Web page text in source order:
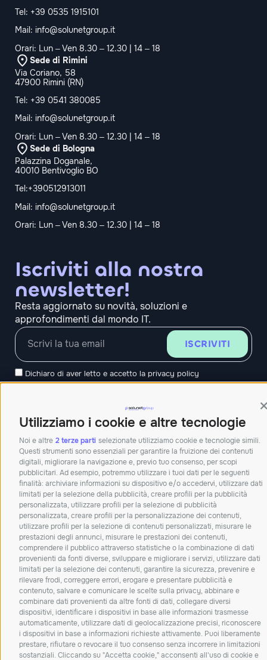
Utilizziamo i cookie e altre tecnologie
Noi e altre 2 terze parti selezionate utilizziamo cookie e tecnologie simili.
Questi strumenti sono essenziali per garantire la fruizione dei contenuti
digitali, migliorare la navigazione e, previo tuo consenso, per scopi
pubblicitari. Ad esempio, potremmo utilizzare i tuoi dati per le seguenti
finalità: archiviare informazioni su dispositivo e/o accedervi, utilizzare dati
limitati per la selezione della pubblicità, creare profili per la pubblicità
personalizzata, utilizzare profili per la selezione di pubblicità
personalizzata, creare profili per la personalizzazione dei contenuti,
utilizzare profili per la selezione di contenuti personalizzati, misurare le
prestazioni degli annunci, misurare le prestazioni dei contenuti,
comprendere il pubblico attraverso statistiche o la combinazione di dati
provenienti da fonti diverse, sviluppare e migliorare i servizi, utilizzare dati
limitati per la selezione dei contenuti, garantire la sicurezza, prevenire e
rilevare frodi, correggere errori, erogare e presentare pubblicità e
contenuto, salvare e comunicare le scelte sulla privacy, abbinare e
combinare dati provenienti da altre fonti di dati, collegare diversi
dispositivi, identificare i dispositivi in base alle informazioni trasmesse
automaticamente, utilizzare dati di geolocalizzazione precisi, riconoscere
i dispositivi in base a informazioni richieste attivamente. Puoi liberamente
prestare, rifiutare o revocare il tuo consenso senza incorrere in limitazioni
sostanziali. Cliccando su "Accetta cookie," acconsenti all'uso di cookie e
Tel: +39 0535 1915101
Mail: info@solunetgroup.it
Orari: Lun – Ven 8.30 – 12.30 | 14 – 18
Sede di Rimini
Via Coriano, 58
47900 Rimini (RN)
Tel: +39 0541 380085
Mail: info@solunetgroup.it
Orari: Lun – Ven 8.30 – 12.30 | 14 – 18
Sede di Bologna
Palazzina Doganale,
40010 Bentivoglio BO
Tel:+390512913011
Mail: info@solunetgroup.it
Orari: Lun – Ven 8.30 – 12.30 | 14 – 18
Iscriviti alla nostra
newsletter!
Resta aggiornato su novità, soluzioni e
approfondimenti dal mondo IT.
Dichiaro di aver letto e accetto la privacy policy
ISCRIVITI
Trasparenza tecnica
Azienda beneficiaria del contributo nell’ambito del PR FESR
2021-2027
Copyright ©2026 Tutti diritti riservati Solunet Group S.p.A. | P.IVA e C.F.
04152070282 – Iscritta al R.I. di PADOVA al n° 04152070282 sezione ordinaria,
Cap. Soc. €51.000 i.v. – Codice SDI: A4707H7 – Iscrizione ROC: 38314
Privacy Policy
Cookie Policy | Preferenze sui cookies
made byOCACODE